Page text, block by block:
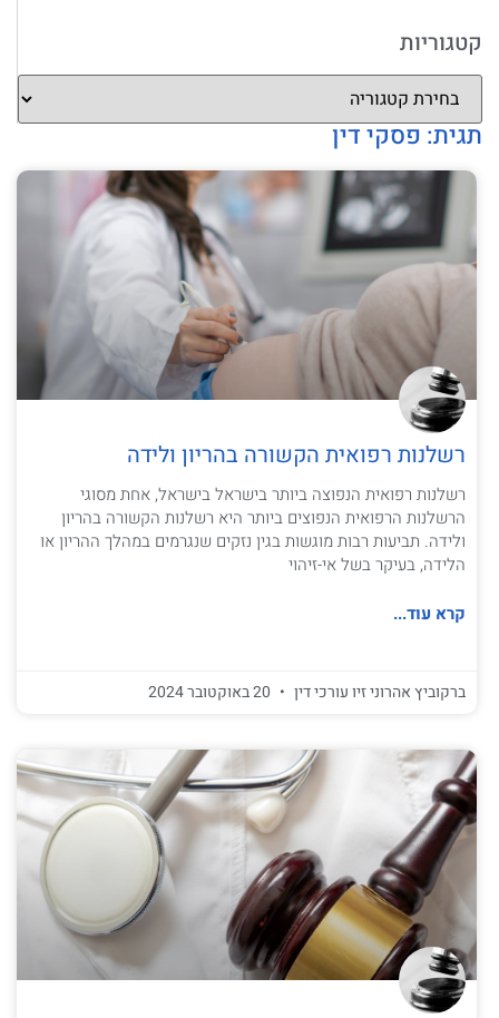
קטגוריות
תגית: פסקי דין
רשלנות רפואית הקשורה בהריון ולידה
רשלנות רפואית הנפוצה ביותר בישראל בישראל, אחת מסוגי
הרשלנות הרפואית הנפוצים ביותר היא רשלנות הקשורה בהריון
ולידה. תביעות רבות מוגשות בגין נזקים שנגרמים במהלך ההריון או
הלידה, בעיקר בשל אי-זיהוי
קרא עוד...
ברקוביץ אהרוני זיו עורכי דין